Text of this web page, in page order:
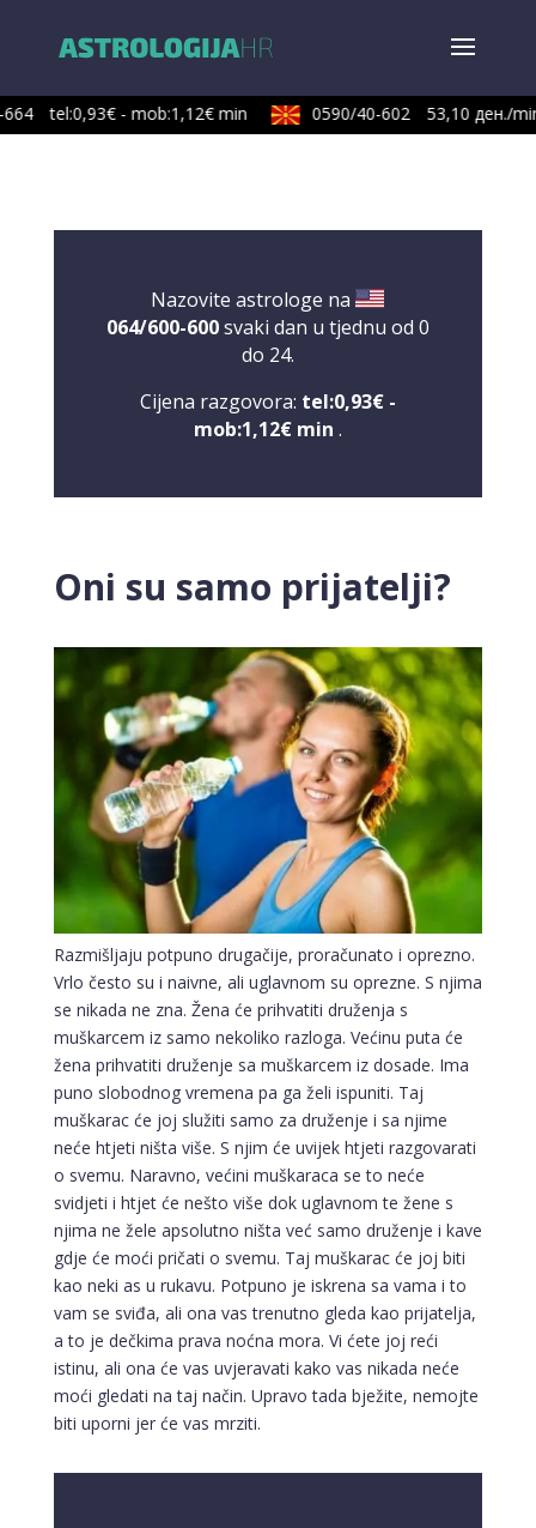
tel:0,93€ - mob:1,12€ min 0590/40-602 53,10 ден./min
Nazovite astrologe na
064/600-600svaki dan u tjednu od 0
do 24.
Cijena razgovora: tel:0,93€ -
mob:1,12€ min .
Oni su samo prijatelji?
Razmišljaju potpuno drugačije, proračunato i oprezno.
Vrlo često su i naivne, ali uglavnom su oprezne. S njima
se nikada ne zna. Žena će prihvatiti druženja s
muškarcem iz samo nekoliko razloga. Većinu puta će
žena prihvatiti druženje sa muškarcem iz dosade. Ima
puno slobodnog vremena pa ga želi ispuniti. Taj
muškarac će joj služiti samo za druženje i sa njime
neće htjeti ništa više. S njim će uvijek htjeti razgovarati
o svemu. Naravno, većini muškaraca se to neće
svidjeti i htjet će nešto više dok uglavnom te žene s
njima ne žele apsolutno ništa već samo druženje i kave
gdje će moći pričati o svemu. Taj muškarac će joj biti
kao neki as u rukavu. Potpuno je iskrena sa vama i to
vam se sviđa, ali ona vas trenutno gleda kao prijatelja,
a to je dečkima prava noćna mora. Vi ćete joj reći
istinu, ali ona će vas uvjeravati kako vas nikada neće
moći gledati na taj način. Upravo tada bježite, nemojte
biti uporni jer će vas mrziti.